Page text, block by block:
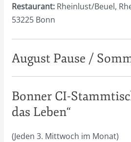
Restaurant:Rheinlust/Beuel,
53225 Bonn
August Pause /
Bonner CI-
das Leben“
(Jeden 3. Mittwoch im Monat)